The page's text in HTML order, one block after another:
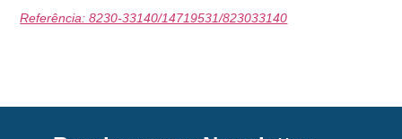
Referência: 8230-33140/14719531/823033140